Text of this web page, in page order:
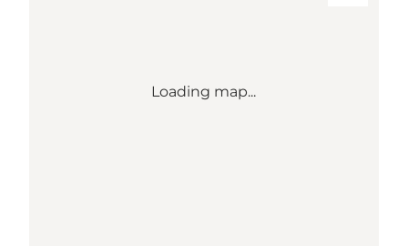
Loading map...